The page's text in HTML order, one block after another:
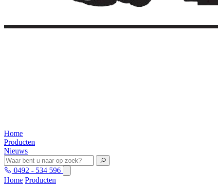
Home
Producten
Nieuws
0492 - 534 596
Home Producten